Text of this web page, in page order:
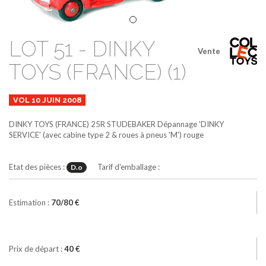
Vente
LOT 51 - DINKY
TOYS (FRANCE) (1)
VOL 10 JUIN 2008
DINKY TOYS (FRANCE) 25R STUDEBAKER Dépannage 'DINKY
SERVICE' (avec cabine type 2 & roues à pneus 'M') rouge
Etat des pièces : D.o Tarif d'emballage :
Estimation : 70/80 €
Prix de départ :40 €